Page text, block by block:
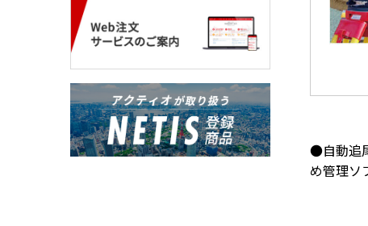
●自動追
め管理ソ